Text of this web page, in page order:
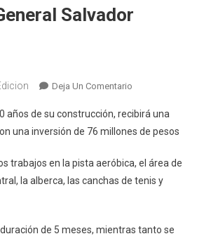
Salvador
Deja Un ComentarioEn
Gobernador
Mauricio
Dosal
Pone
La
años de su construcción, recibirá una
una inversión de 76 millones de pesos
trabajos en la pista aeróbica, el área de
la alberca, las canchas de tenis y
de 5 meses, mientras tanto se